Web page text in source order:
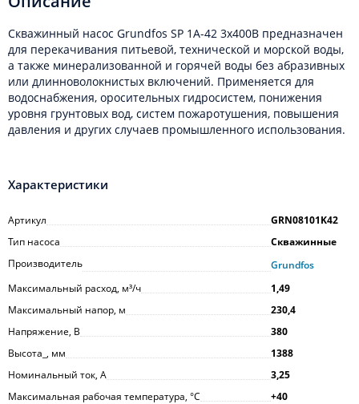
Скважинный насос Grundfos SP 1A-42 3x400В предназначен
для перекачивания питьевой, технической и морской воды,
а также минерализованной и горячей воды без абразивных
или длинноволокнистых включений. Применяется для
водоснабжения, оросительных гидросистем, понижения
уровня грунтовых вод, систем пожаротушения, повышения
давления и других случаев промышленного использования.
Характеристики
Артикул
GRN08101K42
Тип насоса
Скважинные
Производитель
Grundfos
Максимальный расход, м³/ч
1,49
Максимальный напор, м
230,4
Напряжение, В
380
Высота_, мм
1388
Номинальный ток, А
3,25
Максимальная рабочая температура, °С
+40